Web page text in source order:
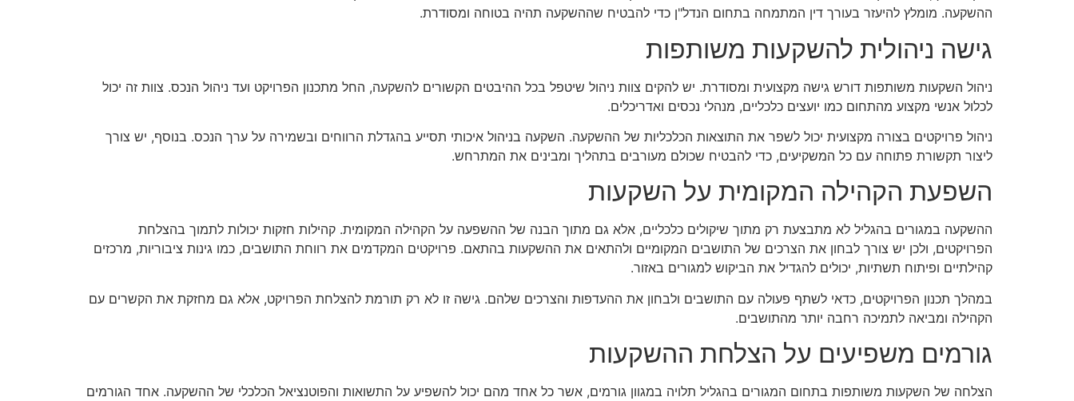
ההשקעה. מומלץ להיעזר בעורך דין המתמחה בתחום הנדל"ן כדי להבטיח שההשקעה תהיה בטוחה ומסודרת.
גישה ניהולית להשקעות משותפות
ניהול השקעות משותפות דורש גישה מקצועית ומסודרת. יש להקים צוות ניהול שיטפל בכל ההיבטים הקשורים להשקעה, החל מתכנון הפרויקט ועד ניהול הנכס. צוות זה יכול
לכלול אנשי מקצוע מהתחום כמו יועצים כלכליים, מנהלי נכסים ואדריכלים.
ניהול פרויקטים בצורה מקצועית יכול לשפר את התוצאות הכלכליות של ההשקעה. השקעה בניהול איכותי תסייע בהגדלת הרווחים ובשמירה על ערך הנכס. בנוסף, יש צורך
ליצור תקשורת פתוחה עם כל המשקיעים, כדי להבטיח שכולם מעורבים בתהליך ומבינים את המתרחש.
השפעת הקהילה המקומית על השקעות
ההשקעה במגורים בהגליל לא מתבצעת רק מתוך שיקולים כלכליים, אלא גם מתוך הבנה של ההשפעה על הקהילה המקומית. קהילות חזקות יכולות לתמוך בהצלחת
הפרויקטים, ולכן יש צורך לבחון את הצרכים של התושבים המקומיים ולהתאים את ההשקעות בהתאם. פרויקטים המקדמים את רווחת התושבים, כמו גינות ציבוריות, מרכזים
קהילתיים ופיתוח תשתיות, יכולים להגדיל את הביקוש למגורים באזור.
במהלך תכנון הפרויקטים, כדאי לשתף פעולה עם התושבים ולבחון את ההעדפות והצרכים שלהם. גישה זו לא רק תורמת להצלחת הפרויקט, אלא גם מחזקת את הקשרים עם
הקהילה ומביאה לתמיכה רחבה יותר מהתושבים.
גורמים משפיעים על הצלחת ההשקעות
הצלחה של השקעות משותפות בתחום המגורים בהגליל תלויה במגוון גורמים, אשר כל אחד מהם יכול להשפיע על התשואות והפוטנציאל הכלכלי של ההשקעה. אחד הגורמים